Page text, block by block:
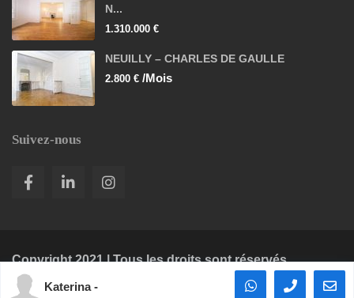
N...
1.310.000 €
NEUILLY – CHARLES DE GAULLE
2.800 € /Mois
Suivez-nous
Copyright 2021 | Tous les droits sont réservés.
Mentions légales
Katerina -